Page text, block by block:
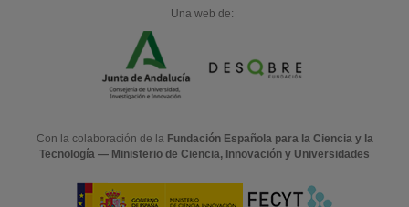
Una web de:
Con la colaboración de la Fundación Española para la Ciencia y la
Tecnología — Ministerio de Ciencia, Innovación y Universidades